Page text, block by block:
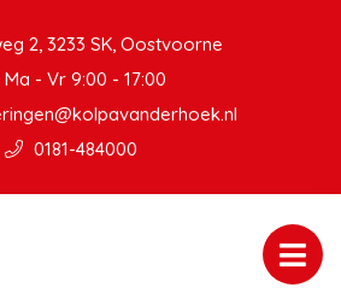
2, 3233 SK, Oostvoorne
Ma - Vr 9:00 - 17:00
0181-484000